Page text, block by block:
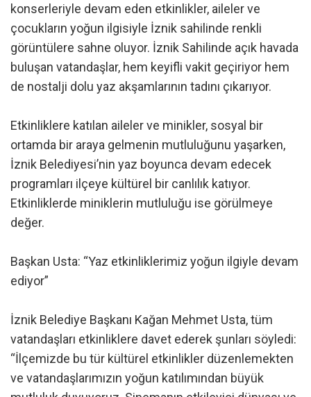
konserleriyle devam eden etkinlikler, aileler ve
çocukların yoğun ilgisiyle İznik sahilinde renkli
görüntülere sahne oluyor. İznik Sahilinde açık havada
buluşan vatandaşlar, hem keyifli vakit geçiriyor hem
de nostalji dolu yaz akşamlarının tadını çıkarıyor.
Etkinliklere katılan aileler ve minikler, sosyal bir
ortamda bir araya gelmenin mutluluğunu yaşarken,
İznik Belediyesi’nin yaz boyunca devam edecek
programları ilçeye kültürel bir canlılık katıyor.
Etkinliklerde miniklerin mutluluğu ise görülmeye
değer.
Başkan Usta: “Yaz etkinliklerimiz yoğun ilgiyle devam
ediyor”
İznik Belediye Başkanı Kağan Mehmet Usta, tüm
vatandaşları etkinliklere davet ederek şunları söyledi:
“İlçemizde bu tür kültürel etkinlikler düzenlemekten
ve vatandaşlarımızın yoğun katılımından büyük